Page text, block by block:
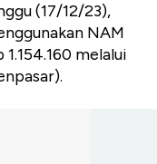
(17/12/23),
NAM
melalui